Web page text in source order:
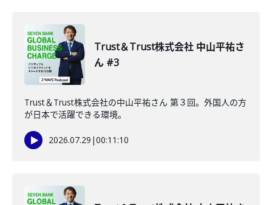
Trust＆Trust株式会社 中山平祐さ
ん #3
Trust＆Trust株式会社の中山平祐さん 第３回。外国人の方
が日本で活躍できる環境。
2026.07.29 |00:11:10